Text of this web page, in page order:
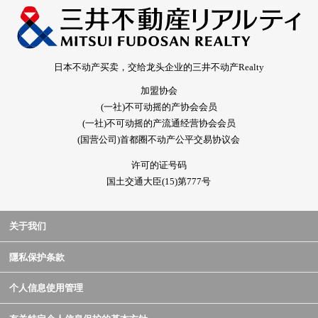
日本不动产买卖，交给龙头企业的三井不动产Realty
加盟协会
(一社)不可动摇的产协会会员
(一社)不可动摇的产流通经营协会会员
(国营公司)首都圈不动产公平交易协议会
许可的证号码
国土交通大臣(15)第777号
关于我们
隱私保护条款
个人信息使用管理